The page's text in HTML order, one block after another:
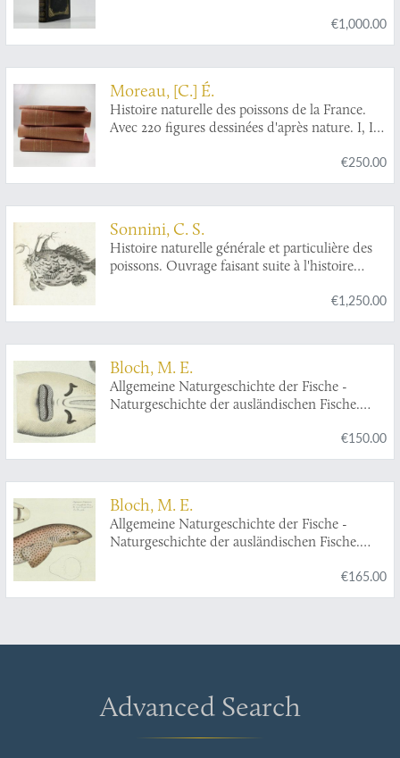
€1,000.00
Moreau, [C.] É.
Histoire naturelle des poissons de la France.
Avec 220 figures dessinées d'après nature. I, II,
France. Supplément. Avec 7 figures dans le
texte. [Complete].
€250.00
Sonnini, C. S.
Histoire naturelle générale et particulière des
poissons. Ouvrage faisant suite à l'histoire
par Leclerc de Buffon, et mis dans un nouvel
ordre par C. S. Sonnini, avec des notes et des
€1,250.00
Bloch, M. E.
Allgemeine Naturgeschichte der Fische -
Naturgeschichte der ausländischen Fische.
ungebohrner Soegefisch. L'embrion de la scie."
[Sawfish, unborn].
€150.00
Bloch, M. E.
Allgemeine Naturgeschichte der Fische -
Naturgeschichte der ausländischen Fische.
Haay/The Lesser Rough Hound/La Roussette.
€165.00
Advanced Search